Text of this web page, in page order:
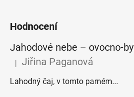
Hodnocení
Jahodové nebe – ovocno-
Hodnocení produktu je 5 z 5
| Jiřina Paganová
Lahodný čaj, v tomto parném...